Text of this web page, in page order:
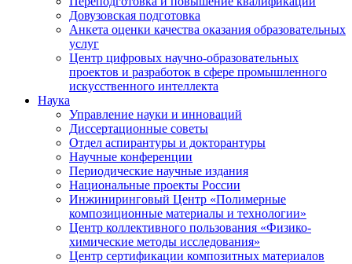
Довузовская подготовка
Анкета оценки качества оказания образовательных
услуг
Центр цифровых научно-образовательных
проектов и разработок в сфере промышленного
искусственного интеллекта
Наука
Управление науки и инноваций
Диссертационные советы
Отдел аспирантуры и докторантуры
Научные конференции
Периодические научные издания
Национальные проекты России
Инжиниринговый Центр «Полимерные
композиционные материалы и технологии»
Центр коллективного пользования «Физико-
химические методы исследования»
Центр сертификации композитных материалов